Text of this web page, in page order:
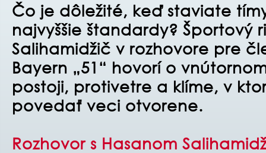
Čo je dôležité, keď staviate
najvyššie štandardy? Športový
Salihamidžič v rozhovore pre
Bayern „51“ hovorí o
postoji, protivetre a klíme, v
povedať veci otvorene.
Rozhovor s Hasanom